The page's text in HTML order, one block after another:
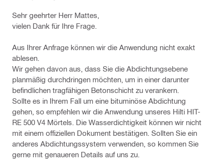
Sehr geehrter Herr Mattes,
vielen Dank für Ihre Frage.
Aus Ihrer Anfrage können wir die Anwendung nicht exakt
ablesen.
Wir gehen davon aus, dass Sie die Abdichtungsebene
planmäßig durchdringen möchten, um in einer darunter
befindlichen tragfähigen Betonschicht zu verankern.
Sollte es in Ihrem Fall um eine bituminöse Abdichtung
gehen, so empfehlen wir die Anwendung unseres Hilti HIT-
RE 500 V4 Mörtels. Die Wasserdichtigkeit können wir nicht
mit einem offiziellen Dokument bestätigen. Sollten Sie ein
anderes Abdichtungssystem verwenden, so kommen Sie
gerne mit genaueren Details auf uns zu.